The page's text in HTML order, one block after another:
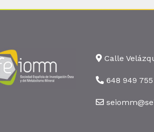
Calle
648 949 755